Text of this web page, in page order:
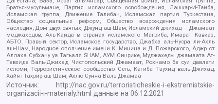
Братья-мусульмане, Партия исламского освобождения, Лашкар-И-Тайба,
Исламская группа, Движение Талибан, Исламская партия Туркестана,
Общество социальных реформ, Общество возрождения исламского
наследия, Дом двух святых, Джунд аш-Шам, Исламский джихад – Джамаат
моджахедов, Аль-Каида в странах исламского Магриба, Имарат Кавказ,
АБТО, Правый сектор, Исламское государство, Джабха аль-Нусра ли-Ахль
аш-Шам, Народное ополчение имени К. Минина и Д. Пожарского, Аджр от
Аллаха Субхану уа Тагьаля SHAM, АУМ Синрике, Муджахеды джамаата Ат-
Тавхида Валь-Джихад, Чистопольский Джамаат, Рохнамо ба суи давлати
исломи, Террористическое сообщество Сеть, Катиба Таухид валь-Джихад,
Хайят Тахрир аш-Шам, Ахлю Сунна Валь Джамаа
Источник:
http://nac.gov.ru/terroristicheskie-i-ekstremistskie-
organizacii-i-materialy.html данные на06.12.2021